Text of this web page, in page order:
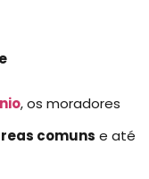
, os moradores
comuns e até